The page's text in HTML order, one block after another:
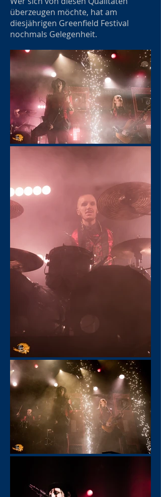
überzeugen möchte, hat am
diesjährigen Greenfield Festival
nochmals Gelegenheit.